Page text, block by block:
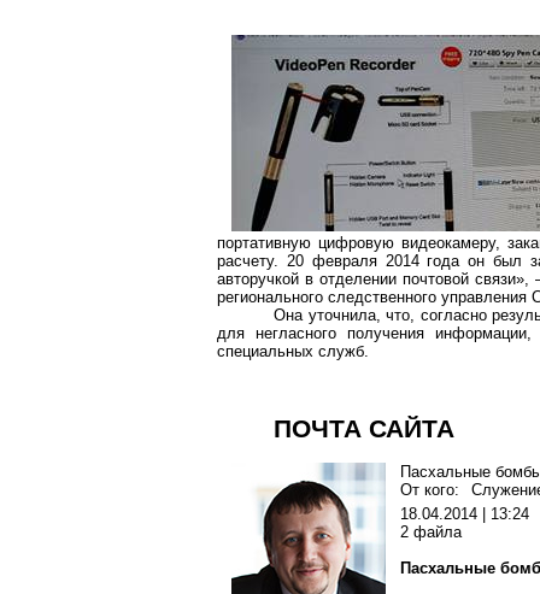
портативную цифровую видеокамеру,
расчету. 20 февраля 2014 года он был
авторучкой в отделении почтовой
регионального следственного
Она уточнила, что, согласно
для негласного получения
специальных служб.
ПОЧТА САЙТА
Пасхальные
От кого:
18.04.2014 | 13:24
2 файла
Пасхальные